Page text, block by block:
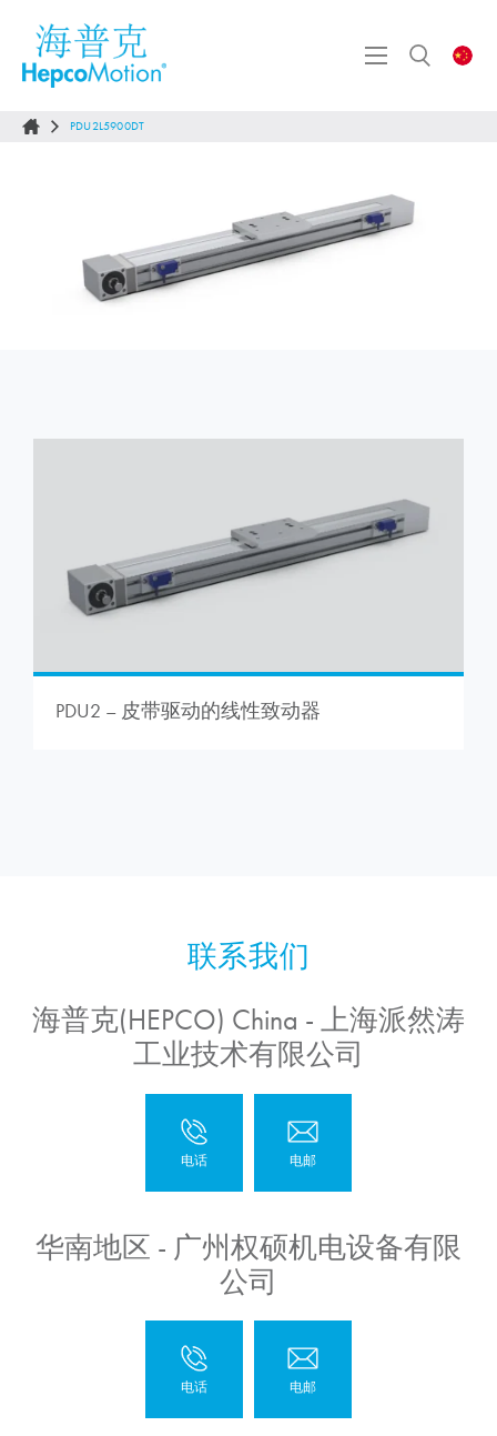
PDU2L5900DT
PDU2 – 皮带驱动的线性致动器
海普克(HEPCO) China - 上海派然涛
工业技术有限公司
华南地区 - 广州权硕机电设备有限
公司